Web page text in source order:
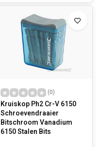
(0)
Kruiskop Ph2 Cr-V 6150
Schroevendraaier
Bitschroom Vanadium
6150 Stalen Bits